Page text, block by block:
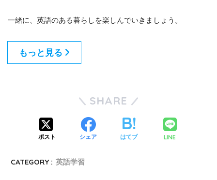
一緒に、英語のある暮らしを楽しんでいきましょう。
もっと見る
SHARE
ポスト シェア はてブ LINE
CATEGORY : 英語学習